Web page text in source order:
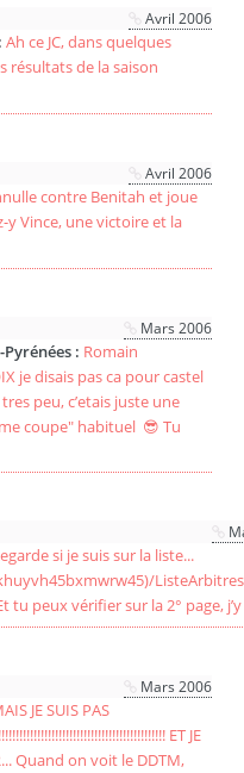
Avril 2006
Ah ce JC, dans quelques
résultats de la saison
Avril 2006
contre Benitah et joue
Mars 2006
: Romain
peu, c’etais juste une
habituel 😎 Tu
Et tu peux vérifier sur la 2°
Mars 2006
ET JE
Quand on voit le DDTM,